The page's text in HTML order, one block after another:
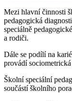
Mezi hlavní činnosti
pedagogická
speciálně
a rodiči.
Dále se podílí na
provádí
Školní speciální
součástí školního